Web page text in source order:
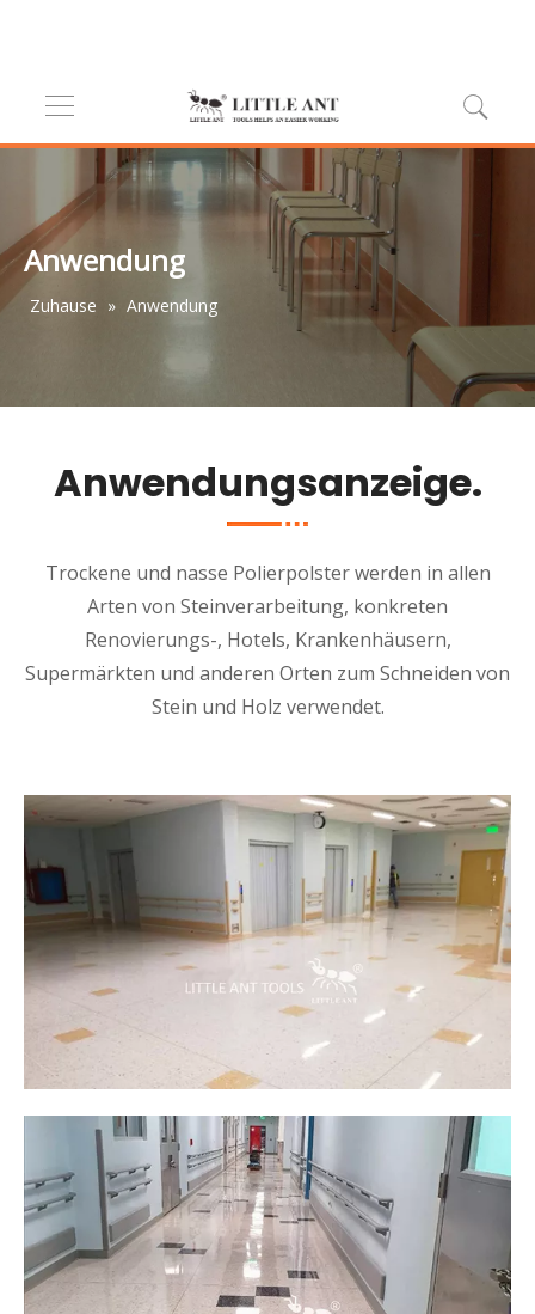
Anwendung
Zuhause » Anwendung
Anwendungsanzeige.
Trockene und nasse Polierpolster werden in allen
Arten von Steinverarbeitung, konkreten
Renovierungs-, Hotels, Krankenhäusern,
Supermärkten und anderen Orten zum Schneiden von
Stein und Holz verwendet.
Krankenhaus